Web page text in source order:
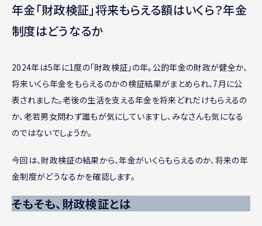
年金「財政検証」将来もらえる額はいくら？年金
制度はどうなるか
2024年は5年に1度の「財政検証」の年。公的年金の財政が健全か、
将来いくら年金をもらえるのかの検証結果がまとめられ、7月に公
表されました。老後の生活を支える年金を将来どれだけもらえるの
か、老若男女問わず誰もが気にしていますし、みなさんも気になる
のではないでしょうか。
今回は、財政検証の結果から、年金がいくらもらえるのか、将来の年
金制度がどうなるかを確認します。
そもそも、財政検証とは